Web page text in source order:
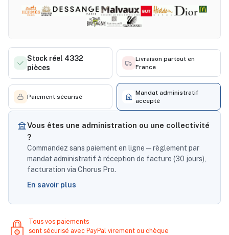
Stock réel 4332
pièces
Livraison partout en
France
Paiement sécurisé
Mandat administratif
accepté
Vous êtes une administration ou une collectivité
?
Commandez sans paiement en ligne — règlement par
mandat administratif à réception de facture (30 jours),
facturation via Chorus Pro.
En savoir plus
Tous vos paiements
sont sécurisé avec PayPal virement ou chèque